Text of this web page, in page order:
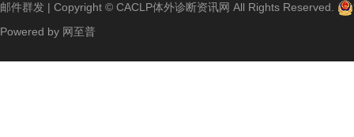
邮件群发 | Copyright © CACLP体外诊断资讯网 All Rights Reserved.
Powered by 网至普